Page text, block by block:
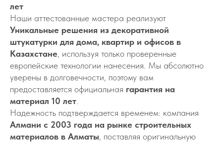
лет
Наши аттестованные мастера реализуют
Уникальные решения из декоративной
штукатурки для дома, квартир и офисов в
Казахстане , используя только проверенные
европейские технологии нанесения. Мы абсолютно
уверены в долговечности, поэтому вам
предоставляется официальная гарантия на
материал 10 лет
Надежность подтверждается временем: компания
Алмани с 2003 года на рынке строительных
материалов в Алматы , поставляя оригинальную